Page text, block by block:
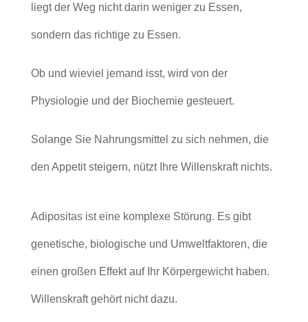
liegt der Weg nicht darin weniger zu Essen,
sondern das richtige zu Essen.
Ob und wieviel jemand isst, wird von der
Physiologie und der Biochemie gesteuert.
Solange Sie Nahrungsmittel zu sich nehmen, die
den Appetit steigern, nützt Ihre Willenskraft nichts.
Adipositas ist eine komplexe Störung. Es gibt
genetische, biologische und Umweltfaktoren, die
einen großen Effekt auf Ihr Körpergewicht haben.
Willenskraft gehört nicht dazu.